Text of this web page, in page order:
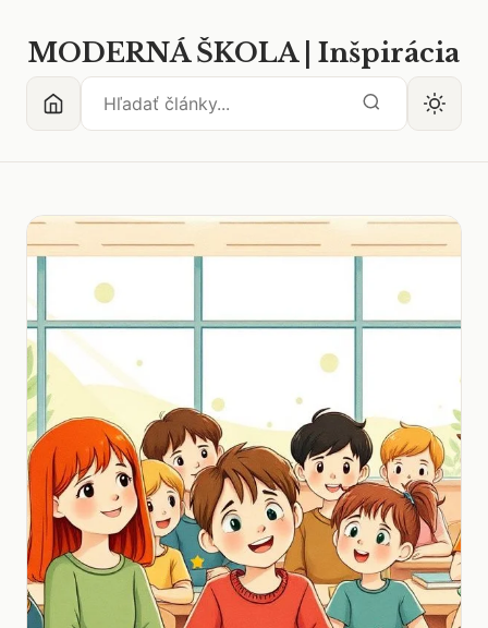
MODERNÁ ŠKOLA | Inšpirácia